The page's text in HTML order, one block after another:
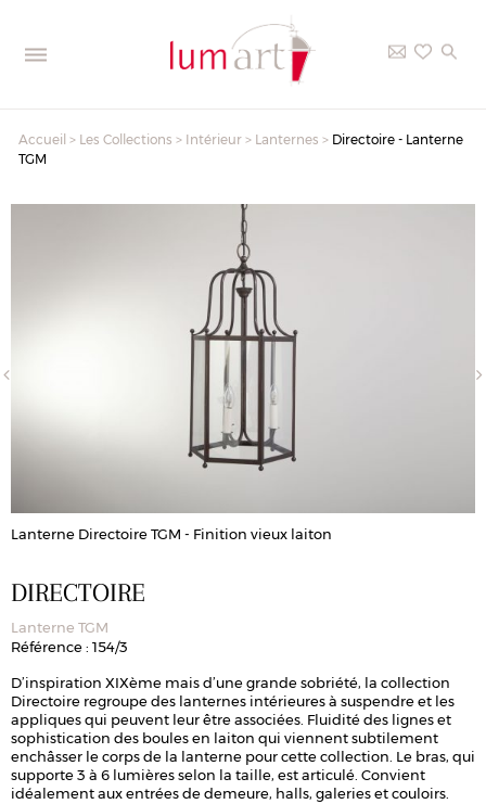
Accueil > Les Collections > Intérieur > Lanternes > Directoire - Lanterne
TGM
Lanterne Directoire TGM - Finition vieux laiton
DIRECTOIRE
Lanterne TGM
Référence : 154/3
D’inspiration XIXème mais d’une grande sobriété, la collection
Directoire regroupe des lanternes intérieures à suspendre et les
appliques qui peuvent leur être associées. Fluidité des lignes et
sophistication des boules en laiton qui viennent subtilement
enchâsser le corps de la lanterne pour cette collection. Le bras, qui
supporte 3 à 6 lumières selon la taille, est articulé. Convient
idéalement aux entrées de demeure, halls, galeries et couloirs.